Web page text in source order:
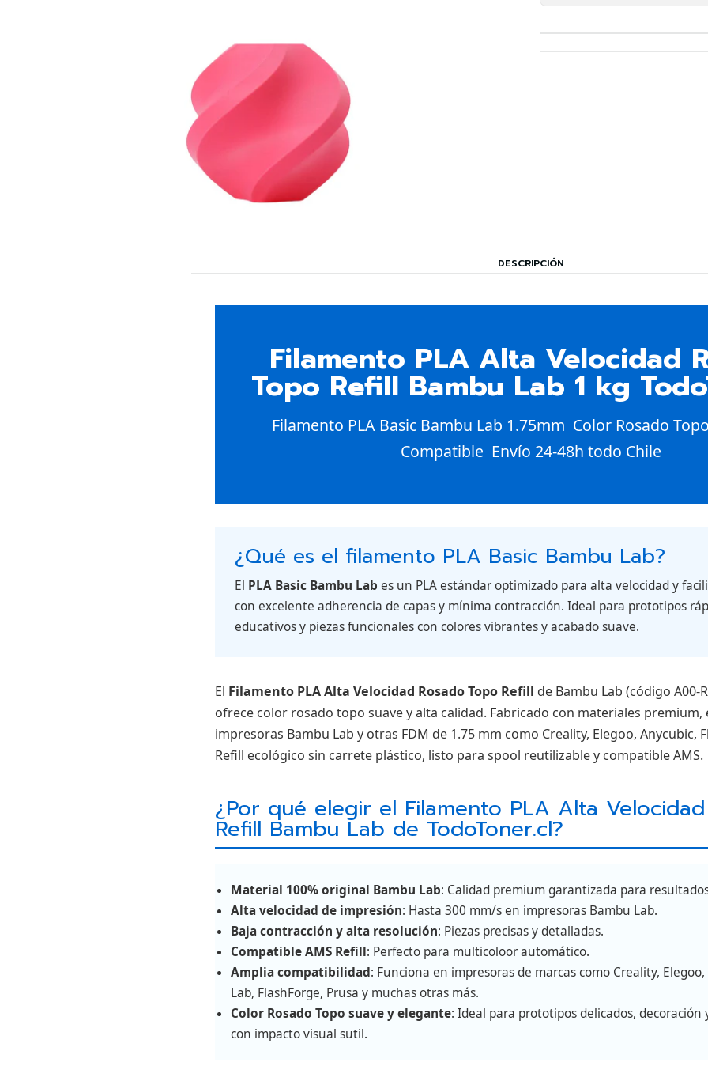
DESCRIPCIÓN
Filamento PLA Alta Velocidad
Topo Refill Bambu Lab 1 kg
Filamento PLA Basic Bambu Lab 1.75mm  Color Rosado
Compatible  Envío 24-48h todo Chile
¿Qué es el filamento PLA Basic Bambu Lab?
El PLA Basic Bambu Lab es un PLA estándar optimizado para alta velocidad y
con excelente adherencia de capas y mínima contracción. Ideal para prototipos
educativos y piezas funcionales con colores vibrantes y acabado suave.
El Filamento PLA Alta Velocidad Rosado Topo Refill de Bambu Lab (código A00-
ofrece color rosado topo suave y alta calidad. Fabricado con materiales
impresoras Bambu Lab y otras FDM de 1.75 mm como Creality, Elegoo, Anycubic,
Refill ecológico sin carrete plástico, listo para spool reutilizable y compatible AMS.
¿Por qué elegir el Filamento PLA Alta
Refill Bambu Lab de TodoToner.cl?
Material 100% original Bambu Lab: Calidad premium garantizada para
Alta velocidad de impresión: Hasta 300 mm/s en impresoras Bambu Lab.
Baja contracción y alta resolución: Piezas precisas y detalladas.
Compatible AMS Refill: Perfecto para multicoloor automático.
Amplia compatibilidad: Funciona en impresoras de marcas como Creality,
Lab, FlashForge, Prusa y muchas otras más.
Color Rosado Topo suave y elegante: Ideal para prototipos delicados, decoración
con impacto visual sutil.